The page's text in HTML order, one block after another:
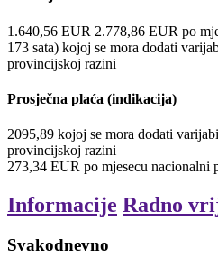
1.640,56 EUR 2.778,86 EUR po
173 sata) kojoj se mora dodati
provincijskoj razini
Prosječna plaća (indikacija)
2095,89 kojoj se mora dodati
provincijskoj razini
273,34 EUR po mjesecu nacionalni
Informacije Radno
Svakodnevno